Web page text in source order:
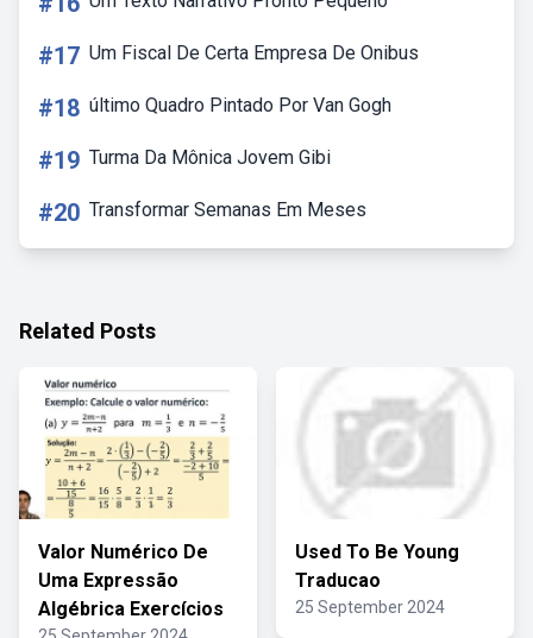
#17 Um Fiscal De Certa Empresa De Onibus
#18 último Quadro Pintado Por Van Gogh
#19 Turma Da Mônica Jovem Gibi
#20 Transformar Semanas Em Meses
Related Posts
Valor Numérico De
Uma Expressão
Algébrica Exercícios
Used To Be Young
Traducao
25 September 2024